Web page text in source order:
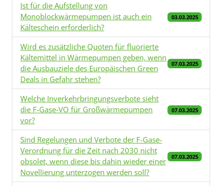
Ist für die Aufstellung von
Monoblockwärmepumpen ist auch ein
Kälteschein erforderlich?
03.03.2025
Wird es zusätzliche Quoten für fluorierte
Kältemittel in Wärmepumpen geben, wenn
die Ausbauziele des Europäischen Green
Deals in Gefahr stehen?
07.03.2025
Welche Inverkehrbringungsverbote sieht
die F-Gase-VO für Großwärmepumpen
vor?
07.03.2025
Sind Regelungen und Verbote der F-Gase-
Verordnung für die Zeit nach 2030 nicht
obsolet, wenn diese bis dahin wieder einer
Novellierung unterzogen werden soll?
07.03.2025